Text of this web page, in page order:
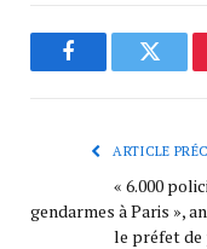
Facebook
ARTICLE
« 6.000
gendarmes à Paris »,
le préfet de